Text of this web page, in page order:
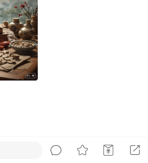
如何购买【理肺清瘟膏】
【养正护络膏】？
小海（HAi）